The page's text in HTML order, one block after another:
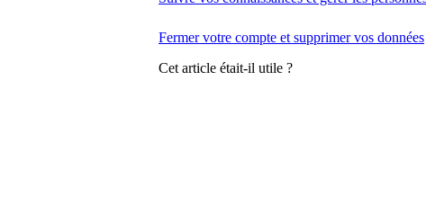
Fermer votre compte et supprimer vos données
Cet article était-il utile ?